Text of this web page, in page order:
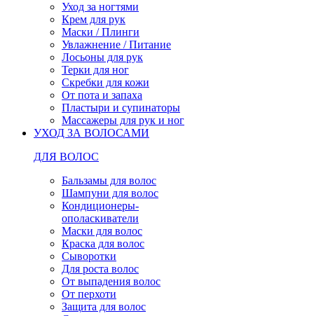
Уход за ногтями
Крем для рук
Маски / Плинги
Увлажнение / Питание
Лосьоны для рук
Терки для ног
Скребки для кожи
От пота и запаха
Пластыри и супинаторы
Массажеры для рук и ног
УХОД ЗА ВОЛОСАМИ
ДЛЯ ВОЛОС
Бальзамы для волос
Шампуни для волос
Кондиционеры-
ополаскиватели
Маски для волос
Краска для волос
Сыворотки
Для роста волос
От выпадения волос
От перхоти
Защита для волос